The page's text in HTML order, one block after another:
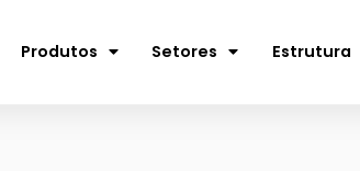
Produtos Setores Estrutura